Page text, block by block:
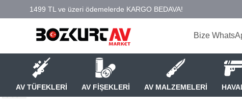
Bize
AV TÜFEKLERİ AV FİŞEKLERİ AV MALZEMELERİ